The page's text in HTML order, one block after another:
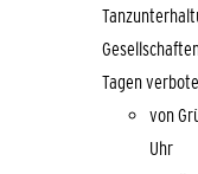
Tagen
von
Uhr